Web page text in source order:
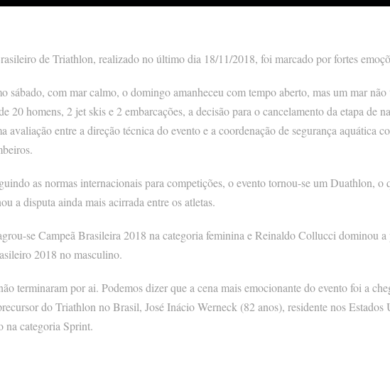
de Triathlon, realizado no último dia 18/11/2018, foi marcado por fortes
sábado, com mar calmo, o domingo amanheceu com tempo aberto, mas um mar
20 homens, 2 jet skis e 2 embarcações, a decisão para o cancelamento da etapa de
avaliação entre a direção técnica do evento e a coordenação de segurança aquática
as normas internacionais para competições, o evento tornou-se um Duathlon,
a disputa ainda mais acirrada entre os atletas.
se Campeã Brasileira 2018 na categoria feminina e Reinaldo Collucci dominou
2018 no masculino.
terminaram por ai. Podemos dizer que a cena mais emocionante do evento foi a
do Triathlon no Brasil, José Inácio Werneck (82 anos), residente nos
na categoria Sprint.